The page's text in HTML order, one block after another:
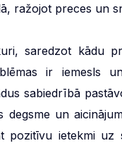
ražojot preces un
saredzot kādu
ir iemesls
sabiedrībā
degsme un
ietekmi uz